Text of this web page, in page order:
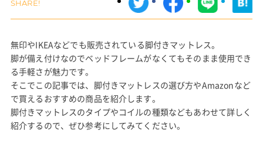
無印やIKEAなどでも販売されている脚付きマットレス。
脚が備え付けなのでベッドフレームがなくてもそのまま使用でき
る手軽さが魅力です。
そこでこの記事では、脚付きマットレスの選び方やAmazonなど
で買えるおすすめの商品を紹介します。
脚付きマットレスのタイプやコイルの種類などもあわせて詳しく
紹介するので、ぜひ参考にしてみてください。